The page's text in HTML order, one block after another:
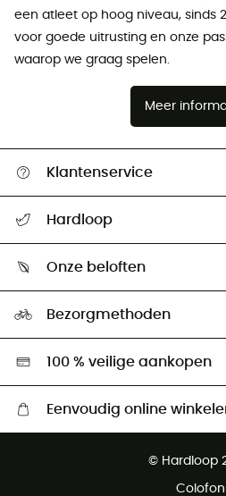
een atleet op hoog niveau, sinds
voor goede uitrusting en onze
waarop we graag spelen.
Meer
Klantenservice
Retourzendingen & Terugbetalingen
Hardloop
Ambassadeurs
Onze beloften
Hardgreen
Bezorgmethoden
100 % veilige aankopen
Eenvoudig online
Gratis retourneren binnen 100 dagen
© Hardloop
Colofon